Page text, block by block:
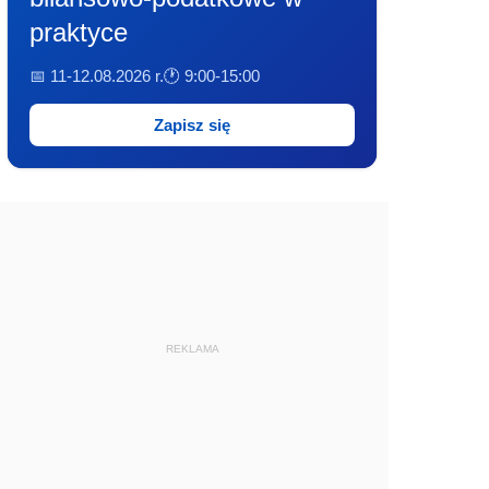
praktyce
📅 11-12.08.2026 r.🕐 9:00-15:00
Zapisz się
REKLAMA